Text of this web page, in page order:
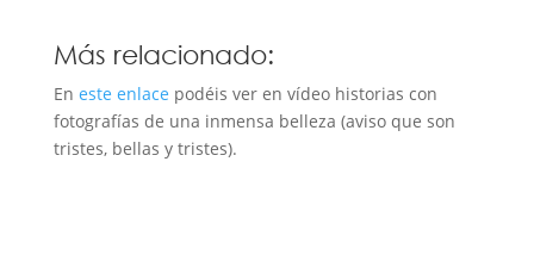
Más relacionado:
En este enlace podéis ver en vídeo historias con
fotografías de una inmensa belleza (aviso que son
tristes, bellas y tristes).